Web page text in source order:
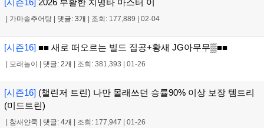
| 가마솥추어탕 | 댓글: 3개 | 조회: 177,889 | 02-04
[시즌16] ■■ 새로 떠오르는 빌드 집공+황새 JG아무무▒■■
| 모래놀이 | 댓글: 2개 | 조회: 381,393 | 01-26
[시즌16] (챌린저 트린) 나만 몰래쓰던 승률90% 이상 보장 템트리
(미드트린)
| 참새얀쿡 | 댓글: 4개 | 조회: 177,947 | 01-26